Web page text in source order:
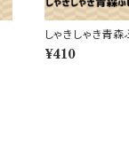
しゃきしゃき青森
んご
¥410